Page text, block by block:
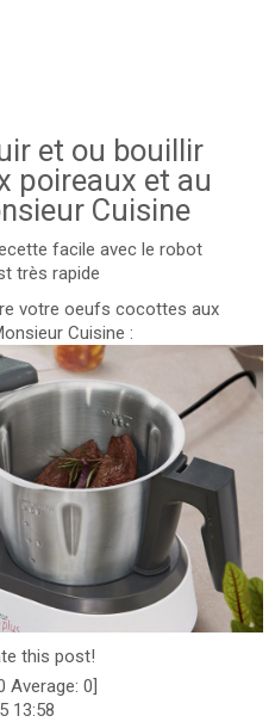
et ou bouillir
poireaux et au
Cuisine
facile avec le robot
très rapide
votre oeufs cocottes aux
Cuisine :
this post!
Average: 0]
13:58